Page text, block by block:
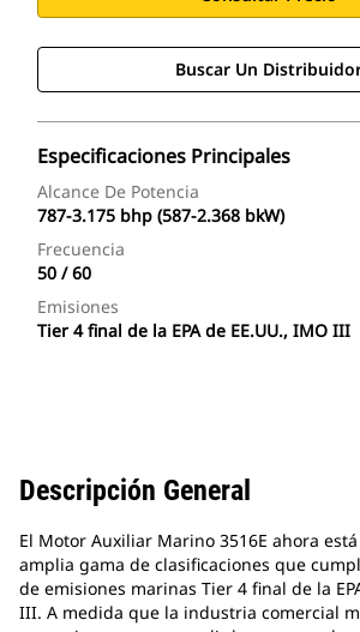
Buscar Un
Especificaciones Principales
Alcance De Potencia
787-3.175 bhp (587-2.368 bkW)
Frecuencia
50 / 60
Emisiones
Tier 4 final de la EPA de EE.UU., IMO III
Descripción General
El Motor Auxiliar Marino 3516E ahora
amplia gama de clasificaciones que
de emisiones marinas Tier 4 final de la
III. A medida que la industria comercial